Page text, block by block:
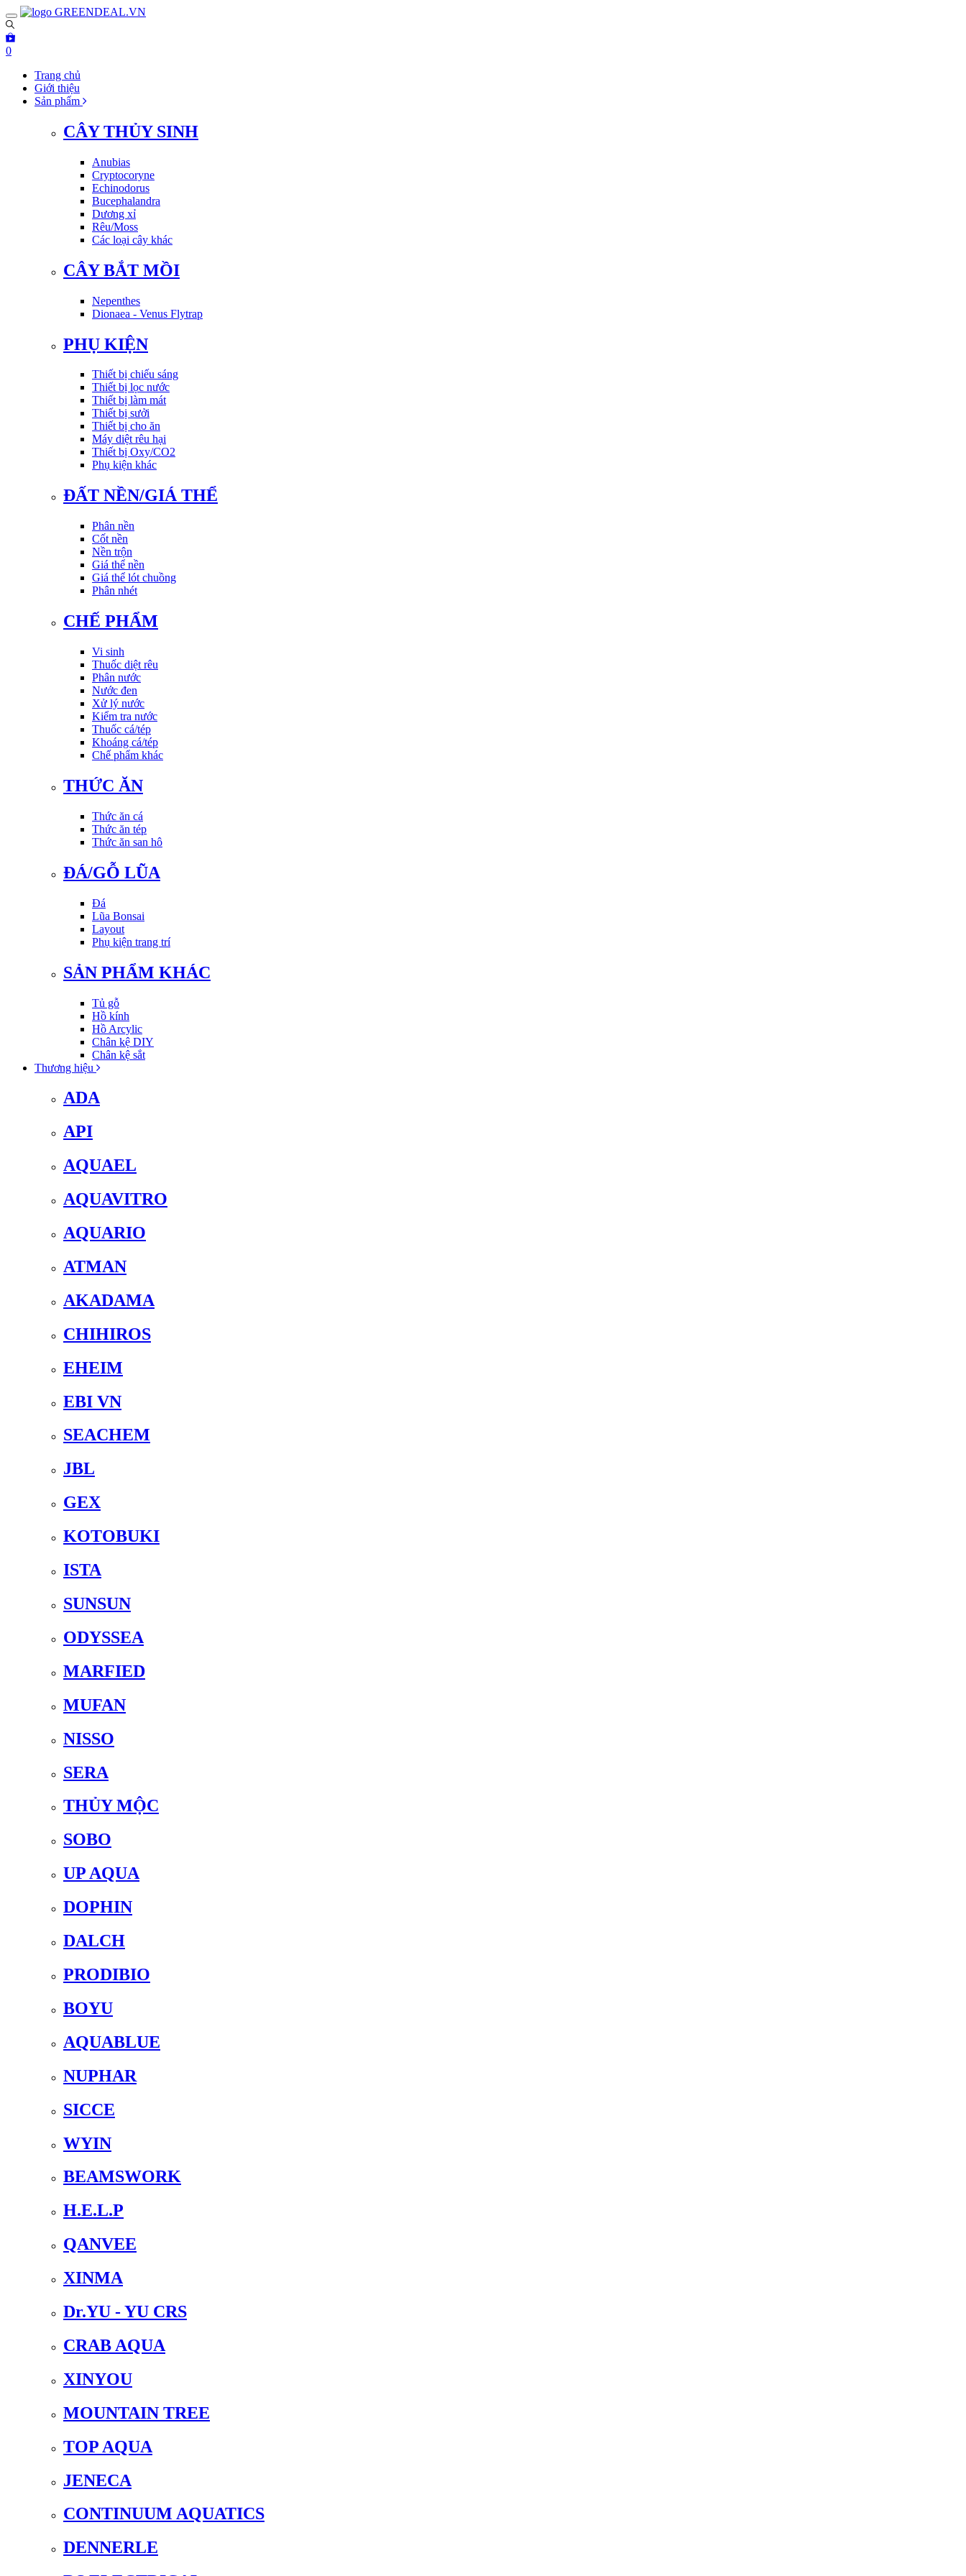
Toggle
navigation
0
Trang chủ
Giới thiệu
Sản phẩm
CÂY THỦY SINH
Anubias
Cryptocoryne
Echinodorus
Bucephalandra
Dương xỉ
Rêu/Moss
Các loại cây khác
CÂY BẮT MỒI
Nepenthes
Dionaea - Venus Flytrap
PHỤ KIỆN
Thiết bị chiếu sáng
Thiết bị lọc nước
Thiết bị làm mát
Thiết bị sưởi
Thiết bị cho ăn
Máy diệt rêu hại
Thiết bị Oxy/CO2
Phụ kiện khác
ĐẤT NỀN/GIÁ THỂ
Phân nền
Cốt nền
Nền trộn
Giá thể nền
Giá thể lót chuồng
Phân nhét
CHẾ PHẨM
Vi sinh
Thuốc diệt rêu
Phân nước
Nước đen
Xử lý nước
Kiểm tra nước
Thuốc cá/tép
Khoáng cá/tép
Chế phẩm khác
THỨC ĂN
Thức ăn cá
Thức ăn tép
Thức ăn san hô
ĐÁ/GỖ LŨA
Đá
Lũa Bonsai
Layout
Phụ kiện trang trí
SẢN PHẨM KHÁC
Tủ gỗ
Hồ kính
Hồ Arcylic
Chân kệ DIY
Chân kệ sắt
Thương hiệu
ADA
API
AQUAEL
AQUAVITRO
AQUARIO
ATMAN
AKADAMA
CHIHIROS
EHEIM
EBI VN
SEACHEM
JBL
GEX
KOTOBUKI
ISTA
SUNSUN
ODYSSEA
MARFIED
MUFAN
NISSO
SERA
THỦY MỘC
SOBO
UP AQUA
DOPHIN
DALCH
PRODIBIO
BOYU
AQUABLUE
NUPHAR
SICCE
WYIN
BEAMSWORK
H.E.L.P
QANVEE
XINMA
Dr.YU - YU CRS
CRAB AQUA
XINYOU
MOUNTAIN TREE
TOP AQUA
JENECA
CONTINUUM AQUATICS
DENNERLE